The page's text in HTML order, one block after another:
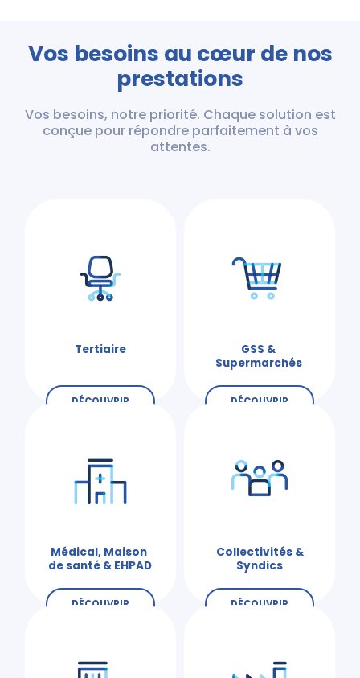
Vos besoins au cœur de nos
prestations
Vos besoins, notre priorité. Chaque solution est
conçue pour répondre parfaitement à vos
attentes.
Tertiaire
DÉCOUVRIR
GSS &
Supermarchés
DÉCOUVRIR
Médical, Maison
de santé & EHPAD
DÉCOUVRIR
Collectivités &
Syndics
DÉCOUVRIR